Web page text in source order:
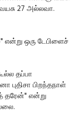
27 அல்லவா.
ஒரு டேபிளைச்
தப்பா
புதிசா பிறந்தநாள்
தரேன்" என்று